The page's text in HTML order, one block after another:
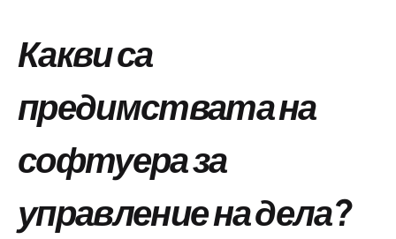
Какви са
предимствата на
софтуера за
управление на дела?